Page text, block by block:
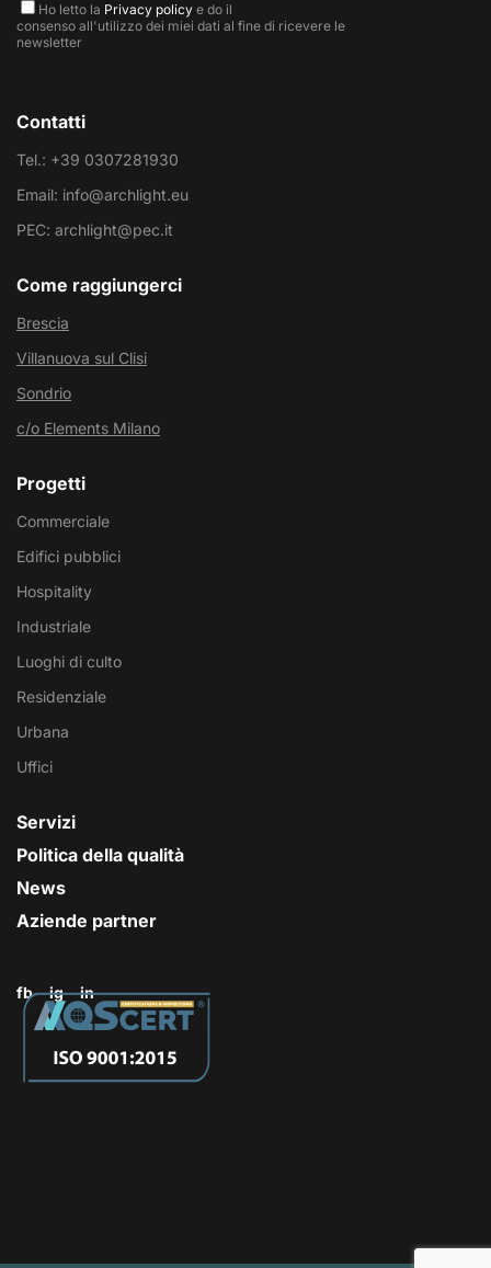
Ho letto la Privacy policy e do il
consenso all'utilizzo dei miei dati al fine di ricevere le
newsletter
Contatti
Tel.: +39 0307281930
Email: info@archlight.eu
PEC: archlight@pec.it
Come raggiungerci
Brescia
Villanuova sul Clisi
Sondrio
c/o Elements Milano
Progetti
Commerciale
Edifici pubblici
Hospitality
Industriale
Luoghi di culto
Residenziale
Urbana
Uffici
Servizi
Politica della qualità
News
Aziende partner
fb ig in